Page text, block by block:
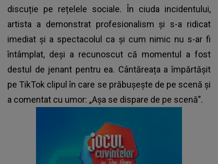
discuție pe rețelele sociale. În ciuda incidentului,
artista a demonstrat profesionalism și s-a ridicat
imediat și a spectacolul ca și cum nimic nu s-ar fi
întâmplat, deși a recunoscut că momentul a fost
destul de jenant pentru ea. Cântăreața a împărtășit
pe TikTok clipul în care se prăbușește de pe scenă și
a comentat cu umor: „Așa se dispare de pe scenă”.